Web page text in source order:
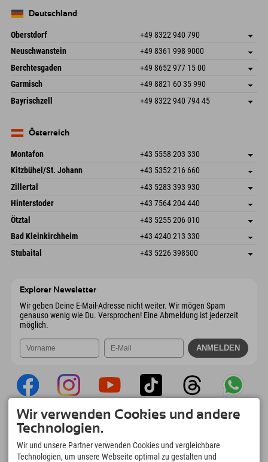
Deutschland
Oberstdorf +49 8322 940 790
An der Breitach 3
Deutschland
Adresse speichern
Buchen
Neuschwanstein +49 8361 998 9000
An der Riese 45
87484 Nesselwang im Allgäu
Deutschland
Adresse speichern
Anreiseinfos
Buchen
Berchtesgaden +49 8652 977 15 00
Hofreitstr. 7
Deutschland
Adresse speichern
Buchen
Garmisch +49 8821 60 35 990
Frickenstraße 22
82490 Farchant
Adresse speichern
Anreiseinfos
Bayrischzell +49 8322 940 794 45
Deutschland
Österreich
Montafon +43 5558 203 330
Dorfstr. 127b
6793 Gaschurn/Montafon
Österreich
Adresse speichern
Buchen
Kitzbühel/St. Johann +43 5352 216 660
Speckbacherstraße 87
6380 St. Johann in Tirol
Österreich
Adresse speichern
Anreiseinfos
Buchen
Zillertal +43 5283 393 930
Schmiedau 2
Österreich
Adresse speichern
Buchen
Hinterstoder +43 7564 204 440
Freizeitpark 10
4573 Hinterstoder
Österreich
Adresse speichern
Anreiseinfos
Buchen
Ötztal +43 5255 206 010
Gscheat 14
Österreich
Adresse speichern
Buchen
Bad Kleinkirchheim +43 4240 213 330
Dorfstraße 24
9546 Bad Kleinkirchheim
Adresse speichern
Anreiseinfos
Stubaital +43 5226 398500
Explorer Newsletter
Wir geben Deine E-Mail-Adresse nicht weiter. Wir mögen Spam
genauso wenig wie Du. Versprochen! Eine Abmeldung ist jederzeit
möglich.
Explorer App
Upload Deiner #ExplorerMoments, Mein
Explorer To Go mit Buchungsübersicht,
Bucketlist, Restaurantübersicht uvm. Jetzt
Wir verwenden Cookies und andere
Technologien.
Wir und unsere Partner verwenden Cookies und vergleichbare
Technologien, um unsere Webseite optimal zu gestalten und